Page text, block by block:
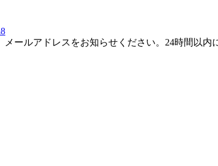
ールアドレスをお知らせください。24時間以内